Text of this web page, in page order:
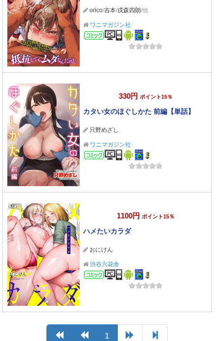
orico/吉本/戌森四朗/他
ワニマガジン社
コミック
330円 ポイント15％
カタい女のほぐしかた 前編【単話】
只野めざし
ワニマガジン社
コミック
1100円 ポイント15％
ハメたいカラダ
おにけん
渋谷六花舎
コミック
1